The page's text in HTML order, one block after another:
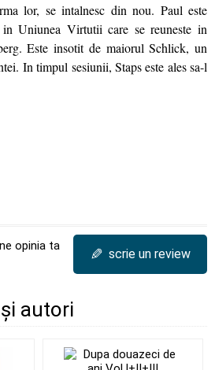
lor, se intalnesc din nou. Paul este
Uniunea Virtutii care se reuneste in
Este insotit de maiorul Schlick, un
In timpul sesiunii, Staps este ales sa-l
opinia ta
✎ scrie un review
autori